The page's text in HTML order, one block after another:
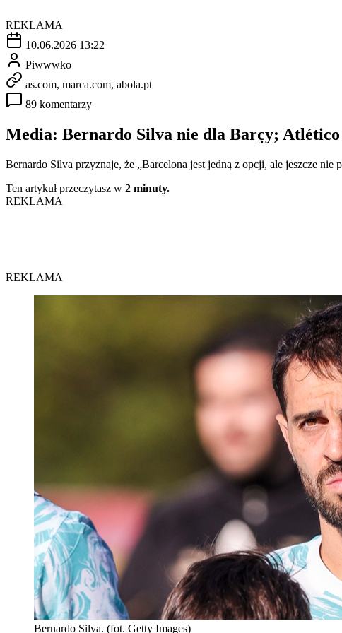
REKLAMA
10.06.2026 13:22
Piwwwko
as.com, marca.com, abola.pt
89 komentarzy
Media: Bernardo Silva nie dla Barçy; Atlético
Bernardo Silva przyznaje, że „Barcelona jest jedną z opcji, ale jeszcze
Ten artykuł przeczytasz w 2 minuty.
REKLAMA
REKLAMA
Bernardo Silva. (fot. Getty Images)